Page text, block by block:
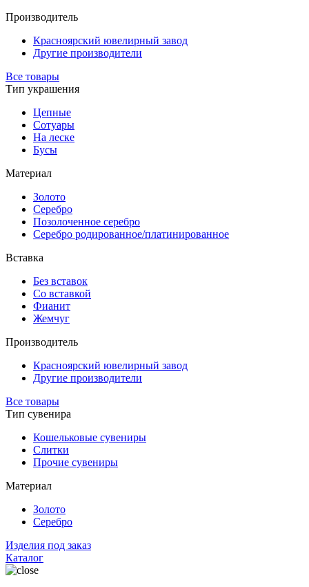
Производитель
Красноярский ювелирный завод
Другие производители
Все товары
Тип украшения
Цепные
Сотуары
На леске
Бусы
Материал
Золото
Серебро
Позолоченное серебро
Серебро родированное/платинированное
Вставка
Без вставок
Со вставкой
Фианит
Жемчуг
Производитель
Красноярский ювелирный завод
Другие производители
Все товары
Тип сувенира
Кошельковые сувениры
Слитки
Прочие сувениры
Материал
Золото
Серебро
Изделия под заказ
Каталог